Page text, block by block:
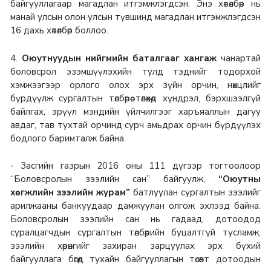
байгууллагаар магадлан итгэмжлэгдсэн. Энэ хөтөлбөр нь
манай улсын олон улсын түвшинд магадлан итгэмжлэгдсэн
16 дахь хөтөлбөр боллоо.
4. Оюутнуудын нийгмийн баталгааг хангаж чанартай
боловсрол эзэмшүүлэхийн тулд тэднийг тодорхой
хэмжээгээр орлого олох эрх зүйн орчин, нөхцлийг
бүрдүүлж сургалтын төлбөрөө төлөхөд хүндрэл, бэрхшээлгүй
байлгах, эрүүл мэндийн үйлчилгээг харъяаллын дагуу
авдаг, тав тухтай орчинд сурч амьдрах орчин бүрдүүлэх
бодлого баримталж байна.
- Засгийн газрын 2016 оны 111 дүгээр тогтоолоор
“Боловсролын зээлийн сан” байгуулж, “Оюутны
хөгжлийн зээлийн журам” батлуулан сургалтын зээлийг
арилжааны банкуудаар дамжуулан олгож эхлээд байна.
Боловсролын зээлийн сан нь гадаад, дотоодод
суралцагчдын сургалтын төлбөрийн буцалтгүй тусламж,
зээлийн хөрөнгийг захиран зарцуулах эрх бүхий
байгууллага бөгөөд тухайн байгууллагын төсөвт дотоодын